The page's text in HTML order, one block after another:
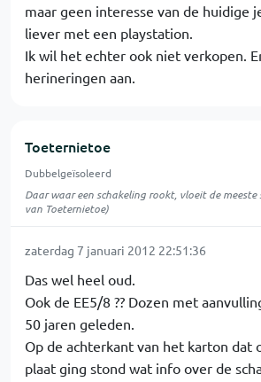
maar geen interesse van de huidige
liever met een playstation.
Ik wil het echter ook niet verkopen.
herineringen aan.
Toeternietoe
Dubbelgeïsoleerd
Daar waar een schakeling rookt, vloeit de
van Toeternietoe)
zaterdag 7 januari 2012 22:51:36
Das wel heel oud.
Ook de EE5/8 ?? Dozen met
50 jaren geleden.
Op de achterkant van het karton dat
plaat ging stond wat info over de